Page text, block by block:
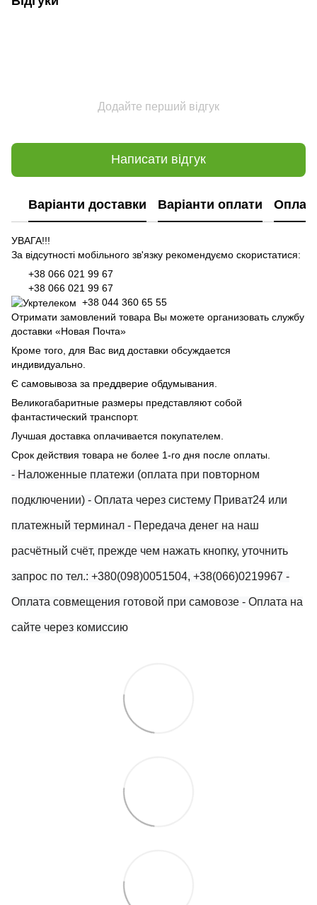
Додайте перший відгук
Написати відгук
Варіанти доставки Варіанти оплати
УВАГА!!!
За відсутності мобільного зв'язку рекомендуємо скористатися:
+38 066 021 99 67
+38 066 021 99 67
+38 044 360 65 55
Отримати замовлений товара Вы можете организовать службу
доставки «Новая Почта»
Кроме того, для Вас вид доставки обсуждается
индивидуально.
Є самовывоза за преддверие обдумывания.
Великогабаритные размеры представляют собой
фантастический транспорт.
Лучшая доставка оплачивается покупателем.
Срок действия товара не более 1-го дня после оплаты.
- Наложенные платежи (оплата при повторном
подключении) - Оплата через систему Приват24 или
платежный терминал - Передача денег на наш
расчётный счёт, прежде чем нажать кнопку, уточнить
запрос по тел.: +380(098)0051504, +38(066)0219967 -
Оплата совмещения готовой при самовозе - Оплата на
сайте через комиссию